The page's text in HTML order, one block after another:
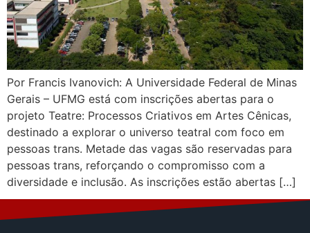
Por Francis Ivanovich: A Universidade Federal de Minas
Gerais – UFMG está com inscrições abertas para o
projeto Teatre: Processos Criativos em Artes Cênicas,
destinado a explorar o universo teatral com foco em
pessoas trans. Metade das vagas são reservadas para
pessoas trans, reforçando o compromisso com a
diversidade e inclusão. As inscrições estão abertas […]